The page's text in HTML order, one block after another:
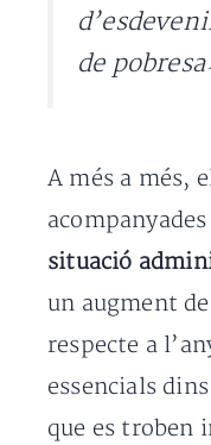
de
A més a més,
situació
un augment
respecte a
essencials
que es troben